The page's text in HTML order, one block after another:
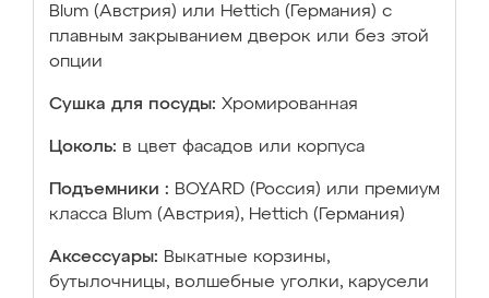
Blum (Австрия) или Hettich (Германия) с
плавным закрыванием дверок или без этой
опции
Сушка для посуды: Хромированная
Цоколь: в цвет фасадов или корпуса
Подъемники : BOYARD (Россия) или премиум
класса Blum (Австрия), Hettich (Германия)
Аксессуары: Выкатные корзины,
бутылочницы, волшебные уголки, карусели